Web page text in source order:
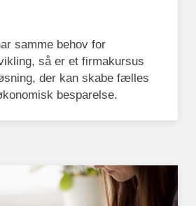
samme behov for
så er et firmakursus
der kan skabe fælles
besparelse.